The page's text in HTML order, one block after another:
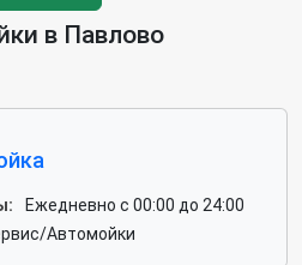
в Павлово
Ежедневно с 00:00 до 24:00
Автомойки